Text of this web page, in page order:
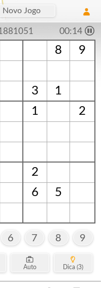
Novo Jogo
00:15
8
9
3
1
1
2
2
6
5
6 7 8 9
Auto Dica (3)